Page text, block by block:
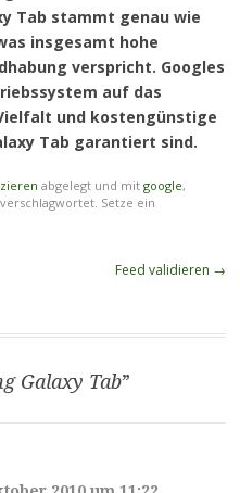
Tab stammt genau wie
insgesamt hohe
verspricht. Googles
auf das
und kostengünstige
Tab garantiert sind.
abgelegt und mit google,
Setze ein
Feed validieren →
Galaxy Tab”